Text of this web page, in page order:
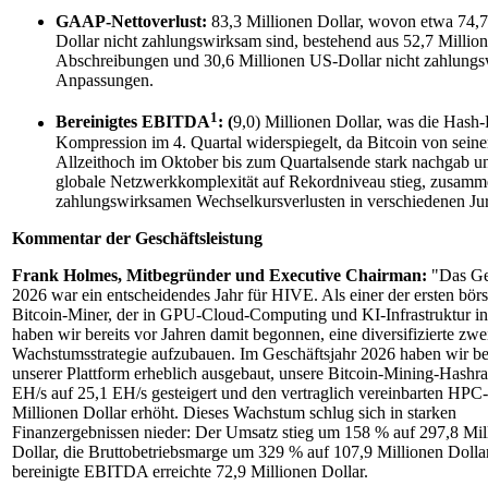
GAAP-Nettoverlust: 83,3 Millionen Dollar, wovon etwa
Dollar nicht zahlungswirksam sind, bestehend aus 52,7
Abschreibungen und 30,6 Millionen US-Dollar nicht
Anpassungen.
Bereinigtes EBITDA1 : (9,0) Millionen Dollar, was die Hash-
Kompression im 4. Quartal widerspiegelt, da Bitcoin von
Allzeithoch im Oktober bis zum Quartalsende stark nachgab
globale Netzwerkkomplexität auf Rekordniveau stieg,
zahlungswirksamen Wechselkursverlusten in verschiedenen
Kommentar der Geschäftsleistung
Frank Holmes, Mitbegründer und Executive Chairman: "Das
2026 war ein entscheidendes Jahr für HIVE. Als einer der ersten
Bitcoin-Miner, der in GPU-Cloud-Computing und KI-Infrastruktur
haben wir bereits vor Jahren damit begonnen, eine diversifizierte
Wachstumsstrategie aufzubauen. Im Geschäftsjahr 2026 haben wir
unserer Plattform erheblich ausgebaut, unsere Bitcoin-Mining-
EH/s auf 25,1 EH/s gesteigert und den vertraglich vereinbarten
Millionen Dollar erhöht. Dieses Wachstum schlug sich in starken
Finanzergebnissen nieder: Der Umsatz stieg um 158 % auf 297,8
Dollar, die Bruttobetriebsmarge um 329 % auf 107,9 Millionen
bereinigte EBITDA erreichte 72,9 Millionen Dollar.